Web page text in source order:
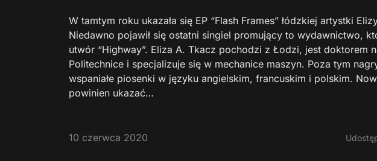
W tamtym roku ukazała się EP “Flash Frames” łódzkiej artystki
Niedawno pojawił się ostatni singiel promujący to wydawnictwo,
utwór “Highway”. Eliza A. Tkacz pochodzi z Łodzi, jest doktorem
Politechnice i specjalizuje się w mechanice maszyn. Poza tym
wspaniałe piosenki w języku angielskim, francuskim i polskim.
powinien ukazać…
10 czerwca 2020